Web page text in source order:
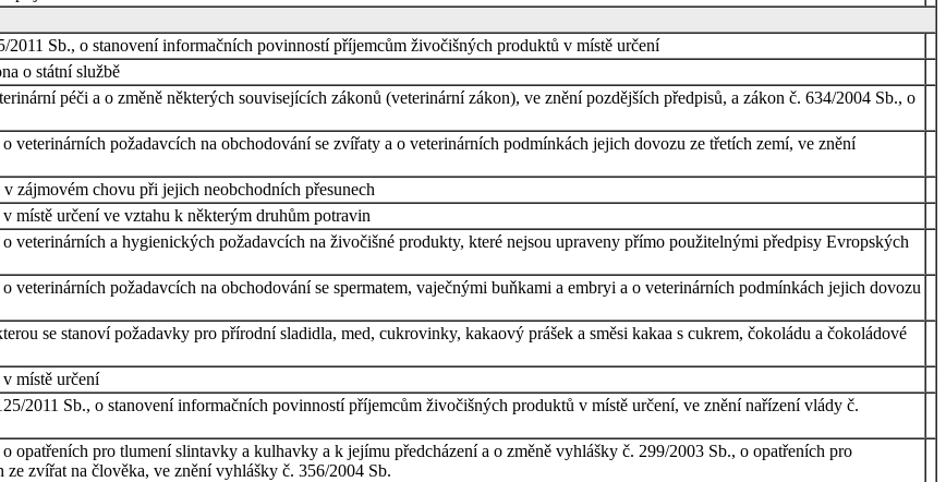
Sb., o stanovení informačních povinností příjemcům živočišných produktů v místě určení
o státní službě
péči a o změně některých souvisejících zákonů (veterinární zákon), ve znění pozdějších předpisů, a zákon č. 634/2004 Sb., o
veterinárních požadavcích na obchodování se zvířaty a o veterinárních podmínkách jejich dovozu ze třetích zemí, ve znění
zájmovém chovu při jejich neobchodních přesunech
místě určení ve vztahu k některým druhům potravin
veterinárních a hygienických požadavcích na živočišné produkty, které nejsou upraveny přímo použitelnými předpisy Evropských
veterinárních požadavcích na obchodování se spermatem, vaječnými buňkami a embryi a o veterinárních podmínkách jejich dovozu
se stanoví požadavky pro přírodní sladidla, med, cukrovinky, kakaový prášek a směsi kakaa s cukrem, čokoládu a čokoládové
místě určení
2011 Sb., o stanovení informačních povinností příjemcům živočišných produktů v místě určení, ve znění nařízení vlády č.
opatřeních pro tlumení slintavky a kulhavky a k jejímu předcházení a o změně vyhlášky č. 299/2003 Sb., o opatřeních pro
zvířat na člověka, ve znění vyhlášky č. 356/2004 Sb.